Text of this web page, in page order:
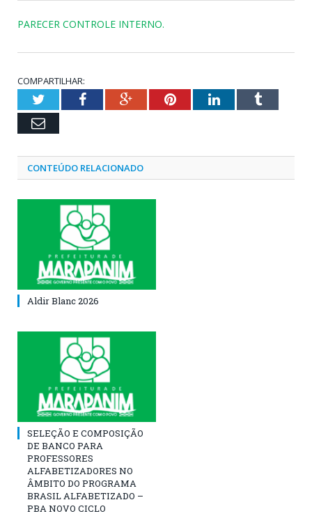
PARECER CONTROLE INTERNO.
COMPARTILHAR:
TwitterFacebookGoogle+PinterestLinkedInTumblr
Email
CONTEÚDO RELACIONADO
Aldir Blanc 2026
SELEÇÃO E COMPOSIÇÃO
DE BANCO PARA
PROFESSORES
ALFABETIZADORES NO
ÂMBITO DO PROGRAMA
BRASIL ALFABETIZADO –
PBA NOVO CICLO